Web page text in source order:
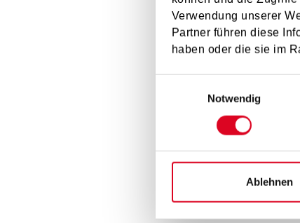
Verwendung unserer
Partner führen diese
haben oder die sie im
Notwendig
Ablehnen